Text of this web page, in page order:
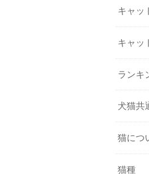
キャッ
キャッ
ランキ
犬猫共
猫につ
猫種